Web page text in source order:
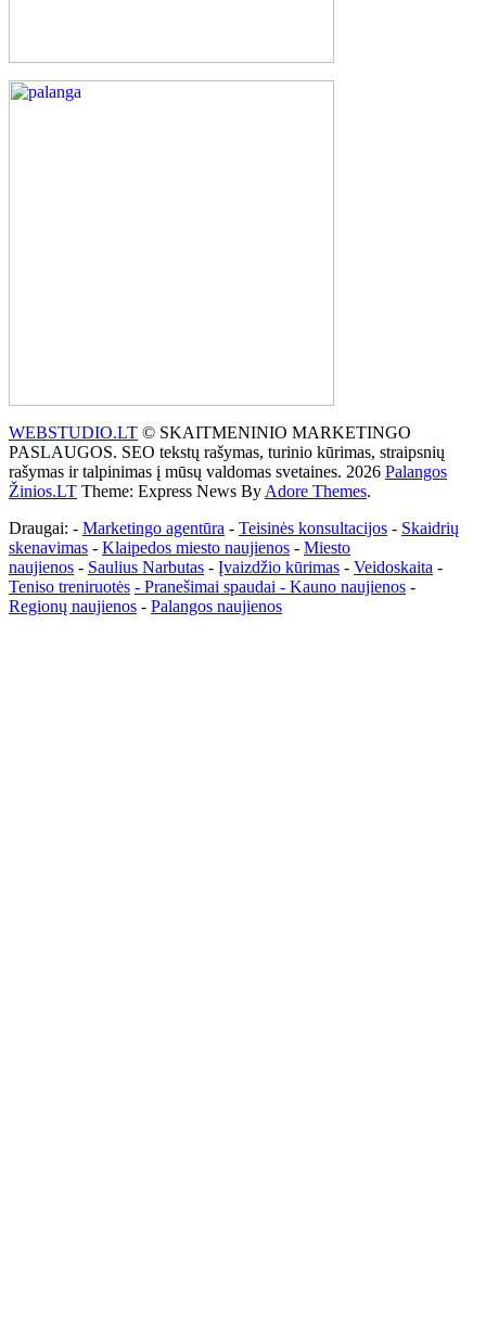
WEBSTUDIO.LT © SKAITMENINIO MARKETINGO
PASLAUGOS. SEO tekstų rašymas, turinio kūrimas, straipsnių
rašymas ir talpinimas į mūsų valdomas svetaines. 2026 Palangos
Žinios.LT Theme: Express News By Adore Themes.
Draugai: - Marketingo agentūra - Teisinės konsultacijos - Skaidrių
skenavimas - Klaipedos miesto naujienos - Miesto
naujienos - Saulius Narbutas - Įvaizdžio kūrimas - Veidoskaita -
Teniso treniruotės - Pranešimai spaudai - Kauno naujienos -
Regionų naujienos - Palangos naujienos